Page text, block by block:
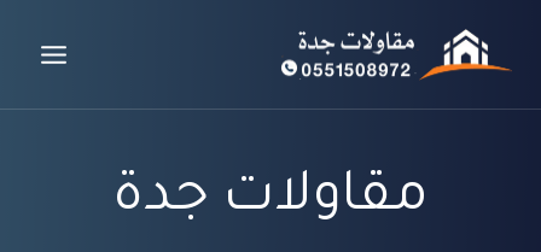
مقاولات جدة